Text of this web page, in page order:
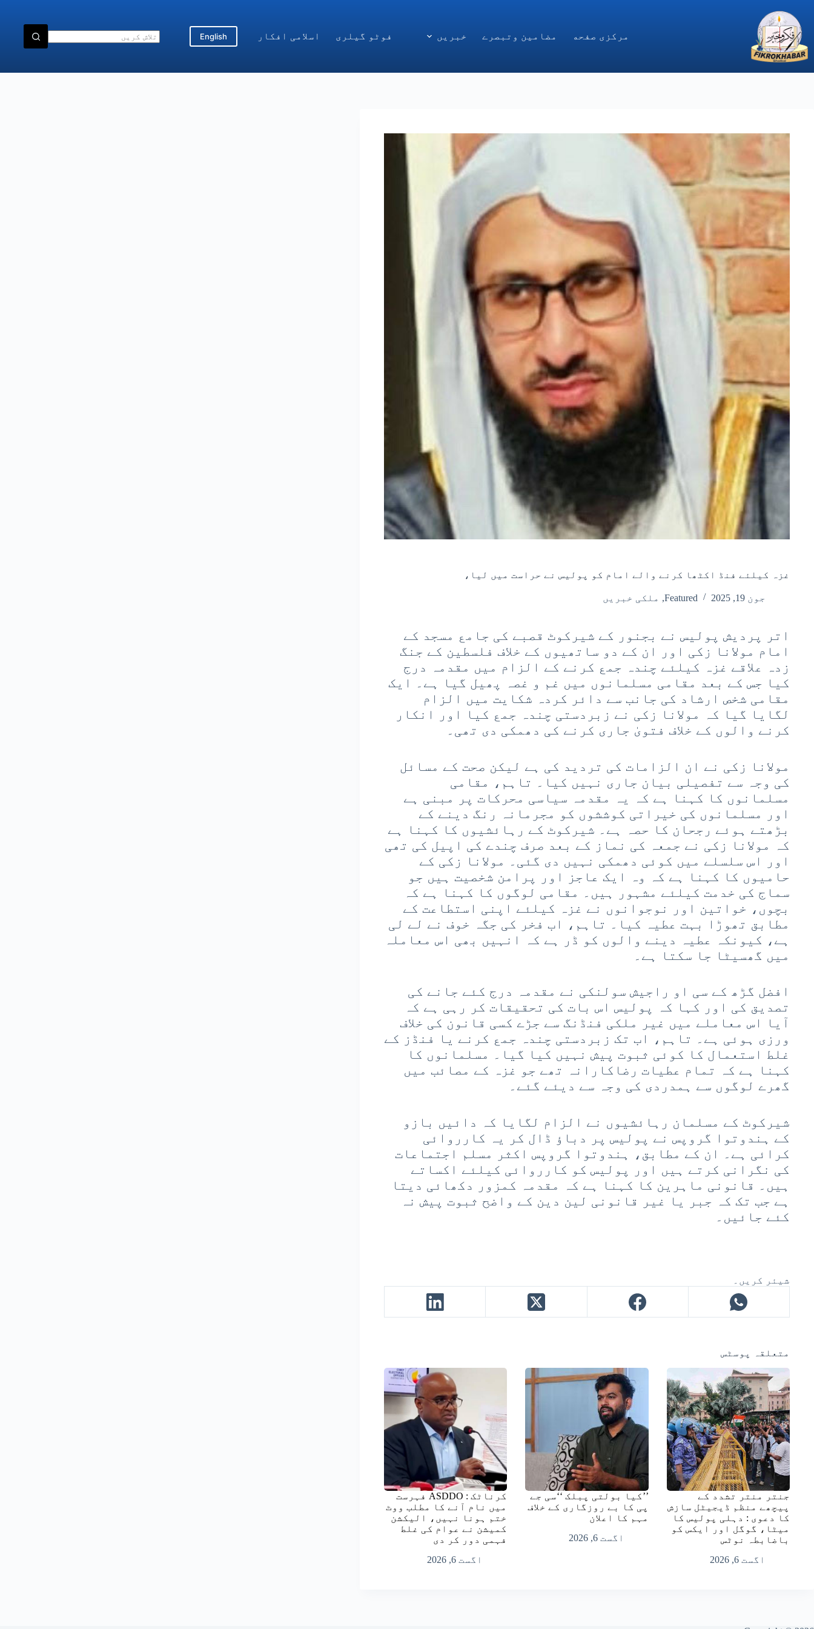
content
مركزى صفحه
مضامین وتبصرے خبریں فوٹو گیلری اسلامی افکار English
غزہ کیلئے فنڈ اکٹھا کرنے والے امام کو پولیس نے حراست میں لیا،
جون 19, 2025 Featured
, ملکی خبریں
اتر پردیش پولیس نے بجنور کے شیرکوٹ قصبے کی جامع مسجد کے
امام مولانا زکی اور ان کے دو ساتھیوں کے خلاف فلسطین کے جنگ
زدہ علاقے غزہ کیلئے چندہ جمع کرنے کے الزام میں مقدمہ درج
کیا جس کے بعد مقامی مسلمانوں میں غم و غصہ پھیل گیا ہے۔ ایک
مقامی شخص ارشاد کی جانب سے دائر کردہ شکایت میں الزام
لگایا گیا کہ مولانا زکی نے زبردستی چندہ جمع کیا اور انکار
کرنے والوں کے خلاف فتویٰ جاری کرنے کی دھمکی دی تھی۔
مولانا زکی نے ان الزامات کی تردید کی ہے لیکن صحت کے مسائل
کی وجہ سے تفصیلی بیان جاری نہیں کیا۔ تاہم، مقامی
مسلمانوں کا کہنا ہے کہ یہ مقدمہ سیاسی محرکات پر مبنی ہے
اور مسلمانوں کی خیراتی کوششوں کو مجرمانہ رنگ دینے کے
بڑھتے ہوئے رجحان کا حصہ ہے۔ شیرکوٹ کے رہائشیوں کا کہنا ہے
کہ مولانا زکی نے جمعہ کی نماز کے بعد صرف چندے کی اپیل کی تھی
اور اس سلسلے میں کوئی دھمکی نہیں دی گئی۔ مولانا زکی کے
حامیوں کا کہنا ہے کہ وہ ایک عاجز اور پرامن شخصیت ہیں جو
سماج کی خدمت کیلئے مشہور ہیں۔ مقامی لوگوں کا کہنا ہے کہ
بچوں، خواتین اور نوجوانوں نے غزہ کیلئے اپنی استطاعت کے
مطابق تھوڑا بہت عطیہ کیا۔ تاہم، اب فخر کی جگہ خوف نے لے لی
ہے، کیونکہ عطیہ دینے والوں کو ڈر ہے کہ انہیں بھی اس معاملہ
میں گھسیٹا جا سکتا ہے۔
افضل گڑھ کے سی او راجیش سولنکی نے مقدمہ درج کئے جانے کی
تصدیق کی اور کہا کہ پولیس اس بات کی تحقیقات کر رہی ہے کہ
آیا اس معاملے میں غیر ملکی فنڈنگ سے جڑے کسی قانون کی خلاف
ورزی ہوئی ہے۔ تاہم، اب تک زبردستی چندہ جمع کرنے یا فنڈز کے
غلط استعمال کا کوئی ثبوت پیش نہیں کیا گیا۔ مسلمانوں کا
کہنا ہے کہ تمام عطیات رضاکارانہ تھے جو غزہ کے مصائب میں
گھرے لوگوں سے ہمدردی کی وجہ سے دیئے گئے۔
شیرکوٹ کے مسلمان رہائشیوں نے الزام لگایا کہ دائیں بازو
کے ہندوتوا گروپس نے پولیس پر دباؤ ڈال کر یہ کارروائی
کرائی ہے۔ ان کے مطابق، ہندوتوا گروپس اکثر مسلم اجتماعات
کی نگرانی کرتے ہیں اور پولیس کو کارروائی کیلئے اکساتے
ہیں۔ قانونی ماہرین کا کہنا ہے کہ مقدمہ کمزور دکھائی دیتا
ہے جب تک کہ جبر یا غیر قانونی لین دین کے واضح ثبوت پیش نہ
کئے جائیں۔
شیئر کریں۔
متعلقہ پوسٹس
جنتر منتر تشدد کے
پیچھے منظم ڈیجیٹل سازش
کا دعوی : دہلی پولیس کا
میٹا، گوگل اور ایکس کو
باضابطہ نوٹس
اگست 6, 2026
’’کیا بولتی پبلک ‘‘سی جے
پی کا بے روزگاری کے خلاف
مہم کا اعلان
اگست 6, 2026
کرناٹک : ASDDO فہرست
میں نام آنے کا مطلب ووٹ
ختم ہونا نہیں، الیکشن
کمیشن نے عوام کی غلط
فہمی دور کر دی
اگست 6, 2026